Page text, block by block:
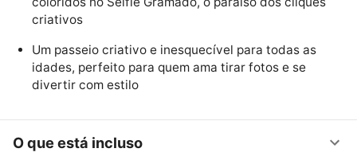
criativos
Um passeio criativo e inesquecível para todas as
idades, perfeito para quem ama tirar fotos e se
divertir com estilo
O que está incluso